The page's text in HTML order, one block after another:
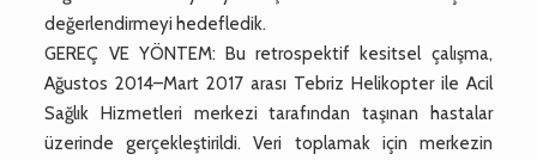
değerlendirmeyi hedefledik.
GEREÇ VE YÖNTEM: Bu retrospektif kesitsel çalışma,
Ağustos 2014–Mart 2017 arası Tebriz Helikopter ile Acil
Sağlık Hizmetleri merkezi tarafından taşınan hastalar
üzerinde gerçekleştirildi. Veri toplamak için merkezin